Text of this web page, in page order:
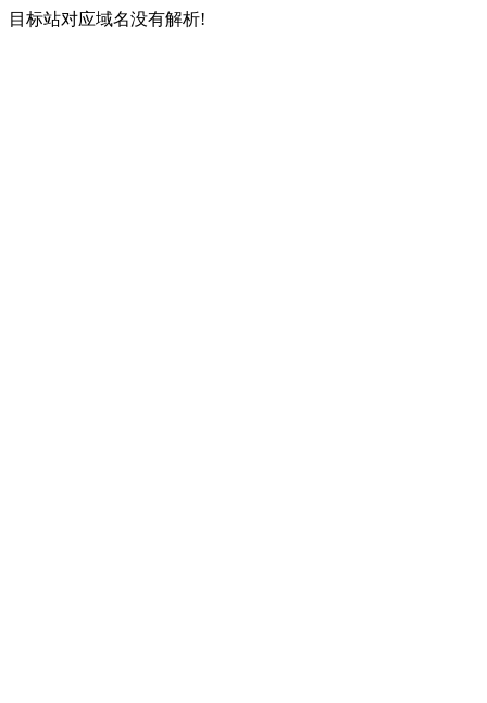
目标站对应域名没有解析!